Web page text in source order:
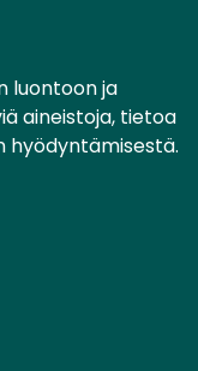
luontoon ja
aineistoja, tietoa
hyödyntämisestä.